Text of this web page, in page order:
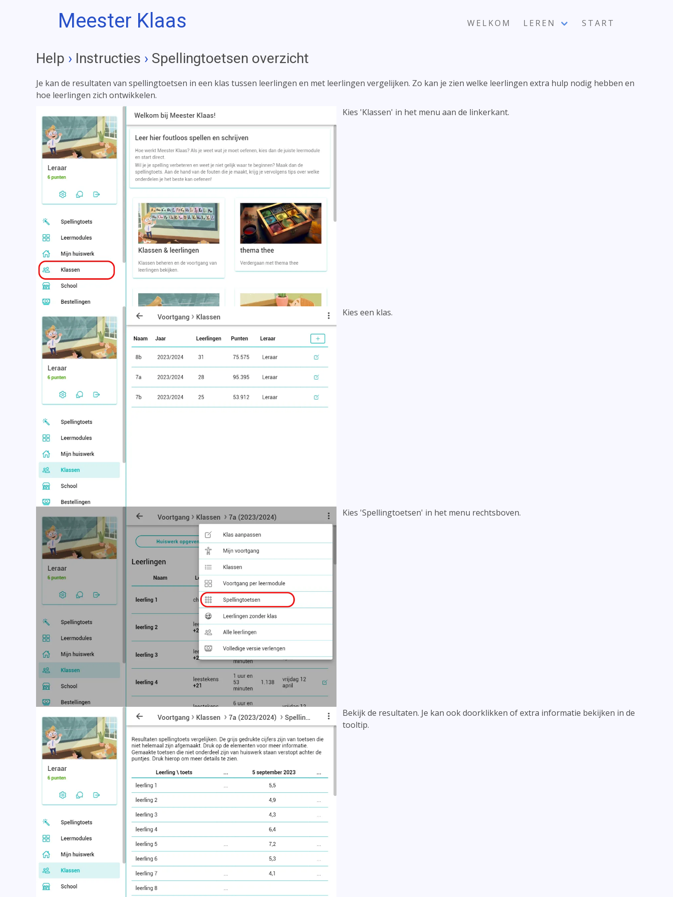
Meester Klaas WELKOM LEREN START
Help › Instructies › Spellingtoetsen overzicht
Je kan de resultaten van spellingtoetsen in een klas tussen leerlingen en met leerlingen vergelijken. Zo kan je zien welke leerlingen extra hulp nodig hebben en
hoe leerlingen zich ontwikkelen.
Kies 'Klassen' in het menu aan de linkerkant.
Kies een klas.
Kies 'Spellingtoetsen' in het menu rechtsboven.
Bekijk de resultaten. Je kan ook doorklikken of extra informatie bekijken in de
tooltip.